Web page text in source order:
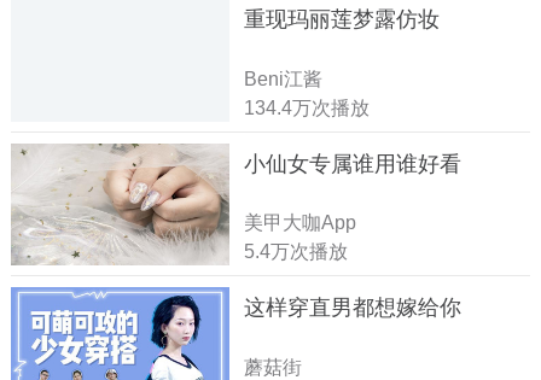
重现玛丽莲梦露仿妆
Beni江酱
134.4万次播放
小仙女专属谁用谁好看
美甲大咖App
5.4万次播放
这样穿直男都想嫁给你
蘑菇街